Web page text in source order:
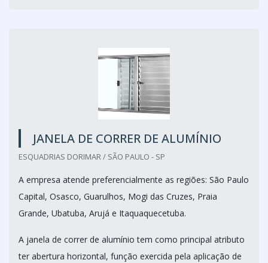
JANELA DE CORRER DE ALUMÍNIO
ESQUADRIAS DORIMAR / SÃO PAULO - SP
A empresa atende preferencialmente as regiões: São Paulo
Capital, Osasco, Guarulhos, Mogi das Cruzes, Praia
Grande, Ubatuba, Arujá e Itaquaquecetuba.
A janela de correr de alumínio tem como principal atributo
ter abertura horizontal, função exercida pela aplicação de